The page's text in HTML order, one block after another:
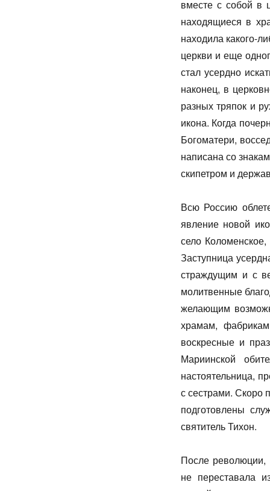
вместе с собой в
находящиеся в
находила какого-
церкви и еще
стал усердно
наконец, в
разных тряпок и
икона. Когда
Богоматери,
написана со
скипетром и
Всю Россию
явление новой
село
Заступница
страждущим и с
молитвенные
желающим
храмам,
воскресные и
Мариинской
настоятельница,
с сестрами. Скоро
подготовлены
святитель Тихон.
После революции,
не переставала